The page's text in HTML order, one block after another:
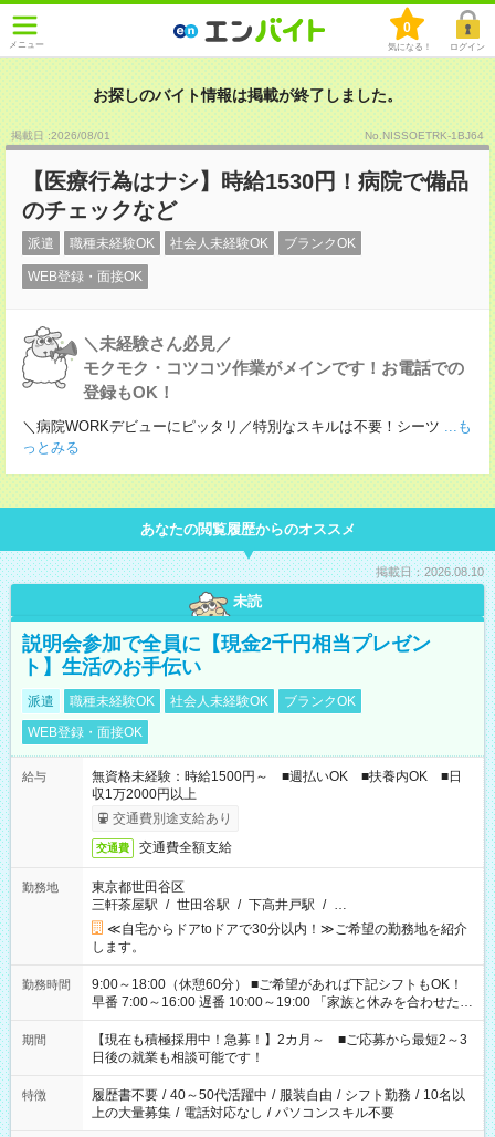
メニュー
0
気になる！ ログイン
お探しのバイト情報は掲載が終了しました。
掲載日 :2026/08/01 No.NISSOETRK-1BJ64
【医療行為はナシ】時給1530円！病院で備品
のチェックなど
派遣 職種未経験OK 社会人未経験OK ブランクOK
WEB登録・面接OK
＼未経験さん必見／
モクモク・コツコツ作業がメインです！お電話での
登録もOK！
＼病院WORKデビューにピッタリ／特別なスキルは不要！シーツ ...も
っとみる
あなたの閲覧履歴からのオススメ
掲載日：2026.08.10
未読
説明会参加で全員に【現金2千円相当プレゼン
ト】生活のお手伝い
派遣 職種未経験OK 社会人未経験OK
ブランクOK
WEB登録・面接OK
給与
無資格未経験：時給1500円～ ■週払いOK ■扶養内OK ■日
収1万2000円以上
交通費別途支給あり
交通費 交通費全額支給
勤務地
東京都世田谷区
三軒茶屋駅 / 世田谷駅 / 下高井戸駅 / …
≪自宅からドアtoドアで30分以内！≫ご希望の勤務地を紹介
します。
勤務時間
9:00～18:00（休憩60分） ■ご希望があれば下記シフトもOK！
早番 7:00～16:00 遅番 10:00～19:00 「家族と休みを合わせた
い」 「余裕を持って夕飯の準備がしたい」 「できれば残業はし
たくない」 など、ご希望を教えてくださいね。 ※Wワーク希望
の方へ 今ご覧のお仕事で希望する勤務時間と、もう1つのお仕事
の勤務時間。 合計で週40時間を超える場合は応募できません。
期間
【現在も積極採用中！急募！】2カ月～ ■ご応募から最短2～3
日後の就業も相談可能です！
特徴 履歴書不要 / 40～50代活躍中 / 服装自由 / シフト勤務 / 10名以
上の大量募集 / 電話対応なし / パソコンスキル不要